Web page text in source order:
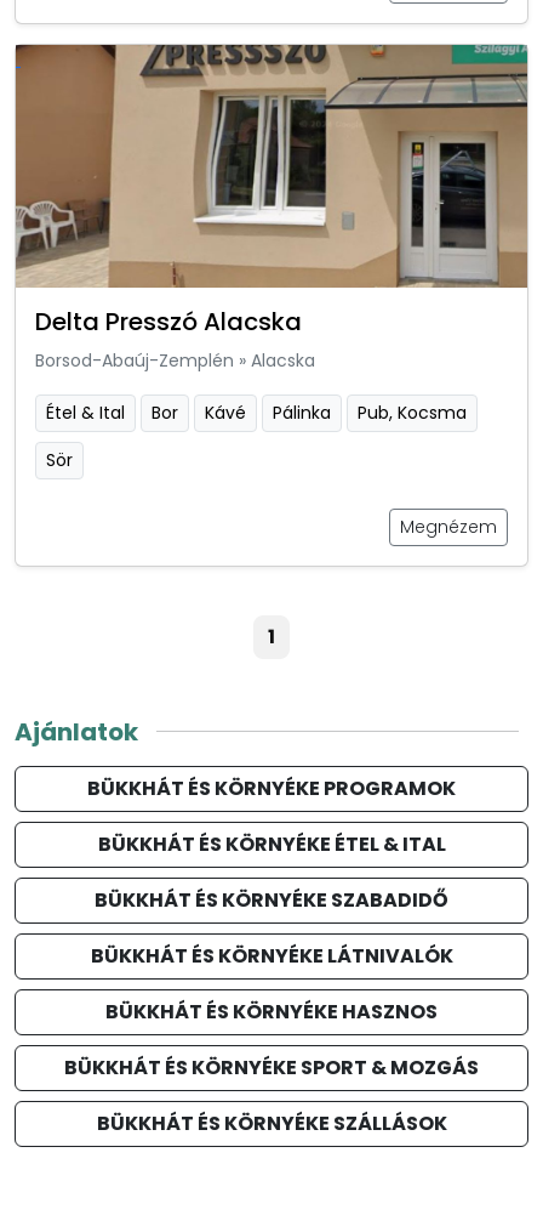
Delta Presszó Alacska
Borsod-Abaúj-Zemplén » Alacska
Étel & Ital Bor Kávé Pálinka
Pub, Kocsma
Sör
Megnézem
1
Ajánlatok
BÜKKHÁT ÉS KÖRNYÉKE PROGRAMOK
BÜKKHÁT ÉS KÖRNYÉKE ÉTEL & ITAL
BÜKKHÁT ÉS KÖRNYÉKE SZABADIDŐ
BÜKKHÁT ÉS KÖRNYÉKE LÁTNIVALÓK
BÜKKHÁT ÉS KÖRNYÉKE HASZNOS
BÜKKHÁT ÉS KÖRNYÉKE SPORT & MOZGÁS
BÜKKHÁT ÉS KÖRNYÉKE SZÁLLÁSOK